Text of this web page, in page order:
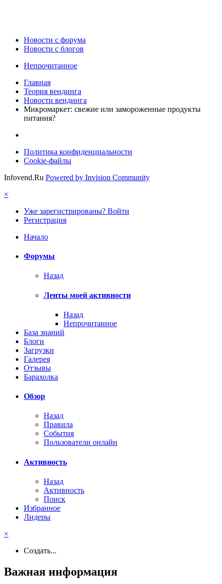
Новости c форума
Новости с блогов
Непрочитанное
Главная
Теория вендинга
Новости вендинга
Микромаркет: свежие или замороженные продукты
питания?
Политика конфиденциальности
Cookie-файлы
Infovend.Ru Powered by Invision Community
×
Уже зарегистрированы? Войти
Регистрация
Начало
Форумы
Назад
Ленты моей активности
Назад
Непрочитанное
База знаний
Блоги
Загрузки
Галерея
Отзывы
Барахолка
Обзор
Назад
Правила
События
Пользователи онлайн
Активность
Назад
Активность
Поиск
Избранное
Лидеры
×
Создать...
Важная информация